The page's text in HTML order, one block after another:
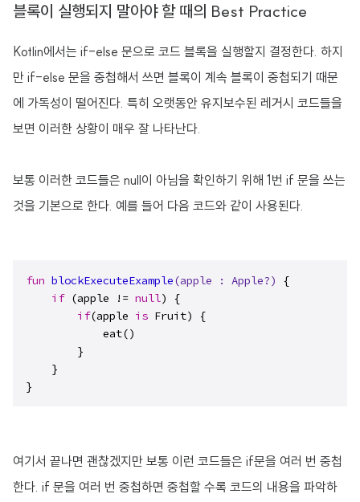
블록이 실행되지 말아야 할 때의 Best Practice
Kotlin에서는 if-else 문으로 코드 블록을 실행할지 결정한다. 하지
만 if-else 문을 중첩해서 쓰면 블록이 계속 블록이 중첩되기 때문
에 가독성이 떨어진다. 특히 오랫동안 유지보수된 레거시 코드들을
보면 이러한 상황이 매우 잘 나타난다.
보통 이러한 코드들은 null이 아님을 확인하기 위해 1번 if 문을 쓰는
것을 기본으로 한다. 예를 들어 다음 코드와 같이 사용된다.
fun blockExecuteExample(apple : Apple?)
{
if (apple != null) {
if(apple is Fruit) {
            eat()
        }
    }
}
여기서 끝나면 괜찮겠지만 보통 이런 코드들은 if문을 여러 번 중첩
한다. if 문을 여러 번 중첩하면 중첩할 수록 코드의 내용을 파악하